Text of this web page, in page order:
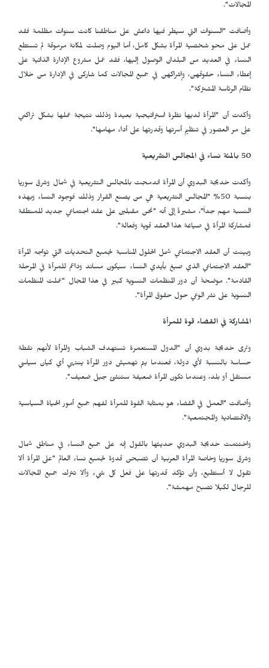
المجالات".
وأضافت "السنوات التي سيطر فيها داعش على مناطقنا كانت سنوات مظلمة فقد
عمل على محو شخصية المرأة بشكل كامل، أما اليوم وصلت لمكانة مرموقة لم تستطع
النساء في العديد من البلدان الوصول إليها، فقد عمل مشروع الإدارة الذاتية على
إعطاء النساء حقوقهن، وإشراكهن في جميع المجالات كما شاركن في الإدارة من خلال
نظام الرئاسة المشتركة".
وأكدت أن "المرأة لديها نظرة استراتيجية بعيدة وذلك نتيجة عملها بشكل تراكمي
على مر العصور في تنظيم أسرتها وقدرتها على أداء مهامها".
50 بالمئة نساء في المجالس التشريعية
وأكدت خديجة البدوي أن المرأة اندمجت بالمجالس التشريعية في شمال وشرق سوريا
بنسبة 50% "المجالس التشريعية هي من يصنع القرار وذلك فوجود النساء وبهذه
النسبة مهم جداً"، مشيرةً إلى أنه "نحن مقبلين على عقد اجتماعي جديد للمنطقة
فمشاركة المرأة في صياغة هذا العقد قوية وفعالة".
وبينت أن العقد الاجتماعي شمل الحلول المناسبة لجميع التحديات التي تواجه المرأة
"العقد الاجتماعي الذي صيغ بأيدي النساء سيكون مساند وداعم للمرأة في المرحلة
القادمة". موضحةً أن دور المنظمات النسوية كبير في هذا المجال "عملت المنظمات
النسوية على نشر الوعي حول حقوق المرأة".
المشاركة في القضاء قوة للمرأة
وترى خديجة بدوي أن "الدول المستعمرة تستهدف الشباب والمرأة لأنهم نقطة
حساسة بالنسبة لأي دولة، فعندما يتم تهميش دور المرأة ينتهي أي كيان سياسي
مستقل أو بلد، وعندما تكون المرأة ضعيفة ستنشئ جيل ضعيف".
وأضافت "العمل في القضاء هو بمثابة القوة للمرأة لفهم جميع أمور الحياة السياسية
والاقتصادية والمجتمعية".
واختتمت خديجة البدوي حديثها بالقول إنه على جميع النساء في مناطق شمال
وشرق سوريا وخاصة المرأة العربية أن تصبحن قدوة لجميع نساء العالم "على المرأة ألا
تقول لا أستطيع، وأن تؤكد قدرتها على فعل كل شيء وألا تترك جميع المجالات
للرجال لكيلا تصبح مهمشة".